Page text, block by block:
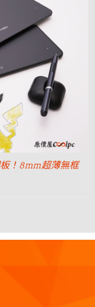
！8mm超薄無框